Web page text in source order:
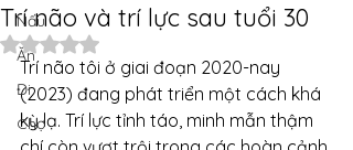
Nấu
Ăn
Đi
Chợ
Trí não và trí lực sau tuổi 30
Rated NaN out of 5 stars.
Trí não tôi ở giai đoạn 2020-nay
(2023) đang phát triển một cách khá
kỳ lạ. Trí lực tỉnh táo, minh mẫn thậm